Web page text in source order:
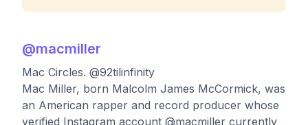
@macmiller
Mac Circles. @92tilinfinity
Mac Miller, born Malcolm James McCormick, was
an American rapper and record producer whose
verified Instagram account @macmiller currently